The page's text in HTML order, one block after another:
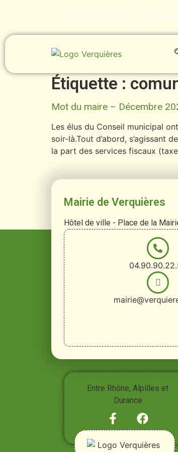
04.90.90.22.50 Hôtel de
Étiquette :
Mot du maire – Décembre
Les élus du Conseil municipal
soir-là.Tout d’abord, s’agissant
la part des services fiscaux
Mairie de Verquières
Hôtel de ville - Place de la
Entre Rhône, Alpilles et
Durance